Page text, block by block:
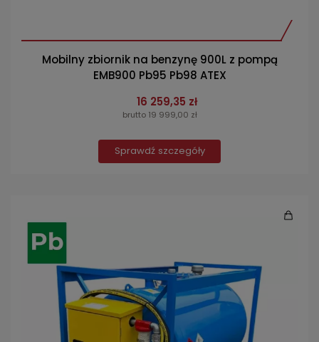
Mobilny zbiornik na benzynę 900L z pompą
EMB900 Pb95 Pb98 ATEX
16 259,35 zł
brutto 19 999,00 zł
Sprawdź szczegóły